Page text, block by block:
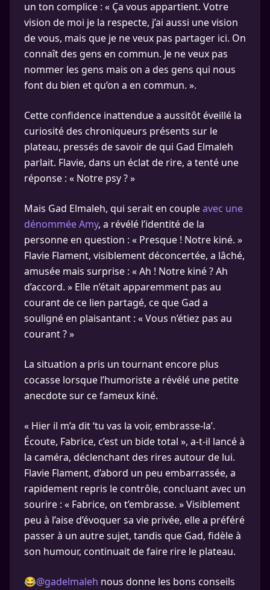
un ton complice : « Ça vous appartient. Votre
vision de moi je la respecte, j’ai aussi une vision
de vous, mais que je ne veux pas partager ici. On
connaît des gens en commun. Je ne veux pas
nommer les gens mais on a des gens qui nous
font du bien et qu’on a en commun. ».
Cette confidence inattendue a aussitôt éveillé la
curiosité des chroniqueurs présents sur le
plateau, pressés de savoir de qui Gad Elmaleh
parlait. Flavie, dans un éclat de rire, a tenté une
réponse : « Notre psy ? »
Mais Gad Elmaleh, qui serait en coupleavec une
dénommée Amy, a révélé l’identité de la
personne en question : « Presque ! Notre kiné. »
Flavie Flament, visiblement déconcertée, a lâché,
amusée mais surprise : « Ah ! Notre kiné ? Ah
d’accord. » Elle n’était apparemment pas au
courant de ce lien partagé, ce que Gad a
souligné en plaisantant : « Vous n’étiez pas au
courant ? »
La situation a pris un tournant encore plus
cocasse lorsque l’humoriste a révélé une petite
anecdote sur ce fameux kiné.
« Hier il m’a dit ‘tu vas la voir, embrasse-la’.
Écoute, Fabrice, c’est un bide total », a-t-il lancé à
la caméra, déclenchant des rires autour de lui.
Flavie Flament, d’abord un peu embarrassée, a
rapidement repris le contrôle, concluant avec un
sourire : « Fabrice, on t’embrasse. » Visiblement
peu à l’aise d’évoquer sa vie privée, elle a préféré
passer à un autre sujet, tandis que Gad, fidèle à
son humour, continuait de faire rire le plateau.
😂@gadelmaleh nous donne les bons conseils